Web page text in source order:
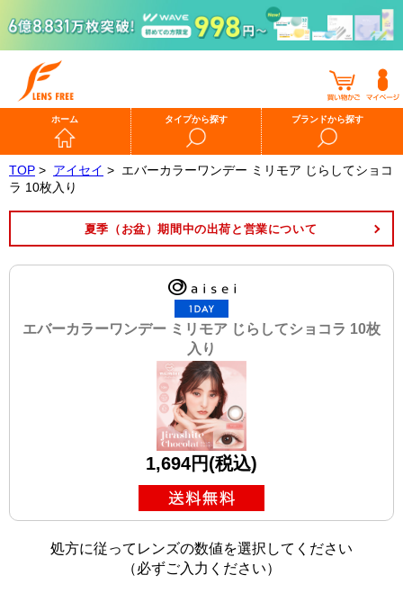
ホーム タイプから探す ブランドから探す
TOP > アイセイ > エバーカラーワンデー ミリモア じらしてショコ
ラ 10枚入り
夏季（お盆）期間中の出荷と営業について
エバーカラーワンデー ミリモア じらしてショコラ 10枚
入り
1,694円(税込)
処方に従ってレンズの数値を選択してください
（必ずご入力ください）